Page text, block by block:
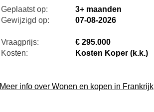
Geplaatst op:
3+ maanden
Gewijzigd op:
07-08-2026
Vraagprijs:
€ 295.000
Kosten:
Kosten Koper (k.k.)
Meer info over Wonen en kopen in Frankrijk